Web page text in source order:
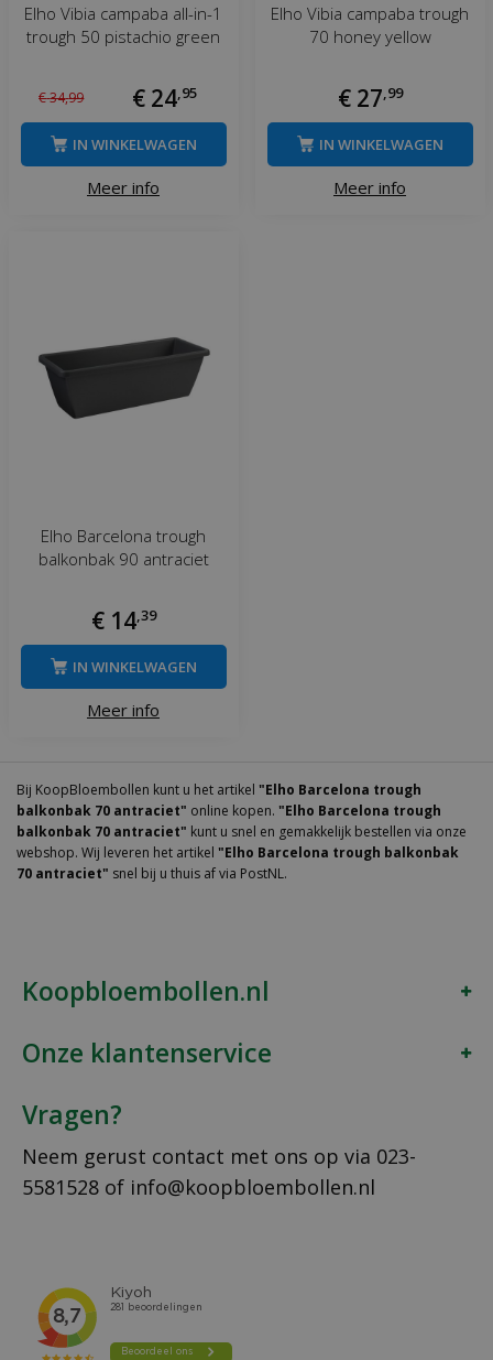
Elho Vibia campaba all-in-1
trough 50 pistachio green
€34,99 € 24,95
Meer info
IN WINKELWAGEN
Elho Vibia campaba trough
70 honey yellow
€ 27,99
Meer info
IN WINKELWAGEN
Elho Barcelona trough
balkonbak 90 antraciet
€ 14,39
Meer info
IN WINKELWAGEN
Bij KoopBloembollen kunt u het artikel "Elho Barcelona trough
balkonbak 70 antraciet" online kopen. "Elho Barcelona trough
balkonbak 70 antraciet" kunt u snel en gemakkelijk bestellen via onze
webshop. Wij leveren het artikel "Elho Barcelona trough balkonbak
70 antraciet" snel bij u thuis af via PostNL.
Koopbloembollen.nl
Onze klantenservice
Vragen?
Neem gerust contact met ons op via 023-
5581528 of info@koopbloembollen.nl